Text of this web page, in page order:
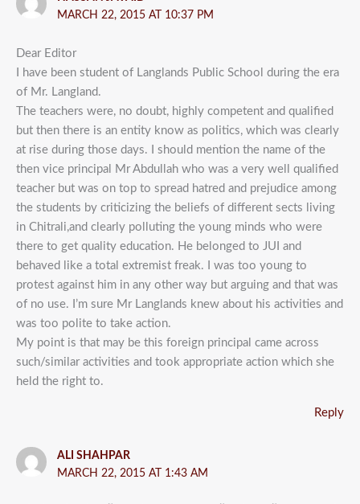
MARCH 22, 2015 AT 10:37 PM
Dear Editor
I have been student of Langlands Public School during the era
of Mr. Langland.
The teachers were, no doubt, highly competent and qualified
but then there is an entity know as politics, which was clearly
at rise during those days. I should mention the name of the
then vice principal Mr Abdullah who was a very well qualified
teacher but was on top to spread hatred and prejudice among
the students by criticizing the beliefs of different sects living
in Chitrali,and clearly polluting the young minds who were
there to get quality education. He belonged to JUI and
behaved like a total extremist freak. I was too young to
protest against him in any other way but arguing and that was
of no use. I’m sure Mr Langlands knew about his activities and
was too polite to take action.
My point is that may be this foreign principal came across
such/similar activities and took appropriate action which she
held the right to.
Reply
ALI SHAHPAR
MARCH 22, 2015 AT 1:43 AM